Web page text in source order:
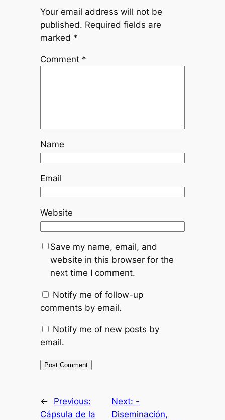
Your email address will not be
published. Required fields are
marked *
Comment *
Name
Email
Website
Save my name, email, and
website in this browser for the
next time I comment.
Notify me of follow-up
comments by email.
Notify me of new posts by
email.
←
Previous:
Cápsula de la
Next: -
Diseminación,